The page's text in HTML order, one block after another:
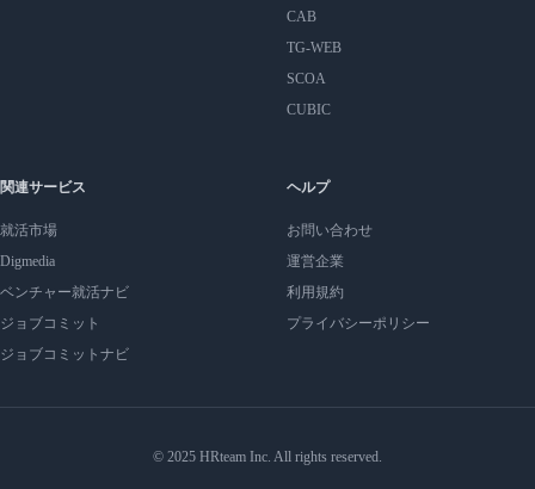
CAB
TG-WEB
SCOA
CUBIC
関連サービス
就活市場
Digmedia
ベンチャー就活ナビ
ジョブコミット
ジョブコミットナビ
ヘルプ
お問い合わせ
運営企業
利用規約
プライバシーポリシー
© 2025 HRteam Inc. All rights reserved.